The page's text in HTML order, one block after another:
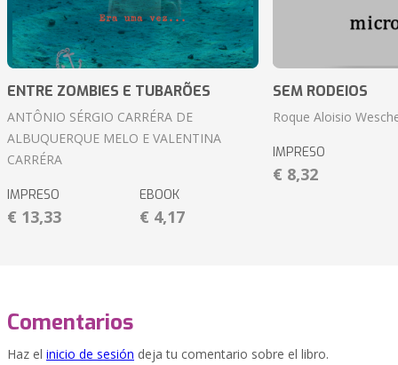
ENTRE ZOMBIES E TUBARÕES
ANTÔNIO SÉRGIO CARRÉRA DE
ALBUQUERQUE MELO E VALENTINA
CARRÉRA
IMPRESO
€ 13,33
EBOOK
€ 4,17
SEM RODEIOS
Roque Aloisio
IMPRESO
€ 8,32
Comentarios
Haz el inicio de sesión deja tu comentario sobre el libro.